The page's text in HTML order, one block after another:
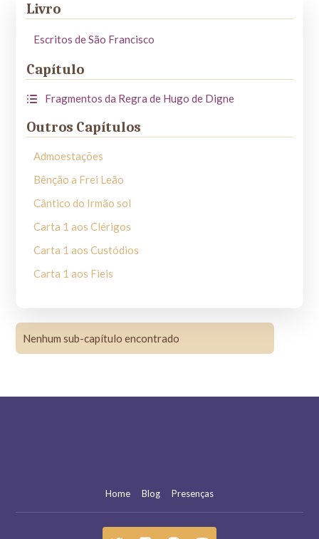
Livro
Escritos de São Francisco
Capítulo
Fragmentos da Regra de Hugo de Digne
Outros Capítulos
Admoestações
Bênção a Frei Leão
Cântico do Irmão sol
Carta 1 aos Clérigos
Carta 1 aos Custódios
Carta 1 aos Fieis
Carta 2 aos Custódios
Carta 2 aos Fieis
Fragmentos de Celano II
Nenhum sub-capítulo encontrado
Home Blog Presenças